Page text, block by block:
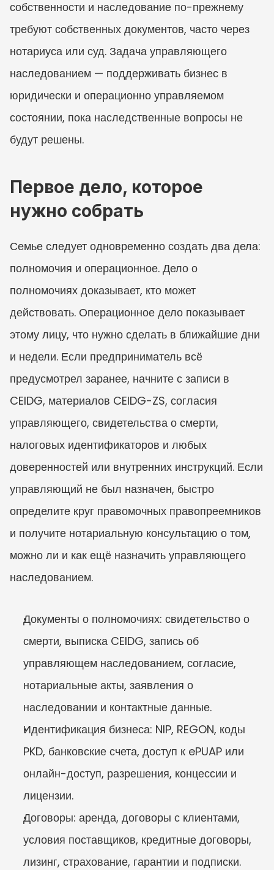
собственности и наследование по-прежнему
требуют собственных документов, часто через
нотариуса или суд. Задача управляющего
наследованием — поддерживать бизнес в
юридически и операционно управляемом
состоянии, пока наследственные вопросы не
будут решены.
Первое дело, которое
нужно собрать
Семье следует одновременно создать два дела:
полномочия и операционное. Дело о
полномочиях доказывает, кто может
действовать. Операционное дело показывает
этому лицу, что нужно сделать в ближайшие дни
и недели. Если предприниматель всё
предусмотрел заранее, начните с записи в
CEIDG, материалов CEIDG-ZS, согласия
управляющего, свидетельства о смерти,
налоговых идентификаторов и любых
доверенностей или внутренних инструкций. Если
управляющий не был назначен, быстро
определите круг правомочных правопреемников
и получите нотариальную консультацию о том,
можно ли и как ещё назначить управляющего
наследованием.
Документы о полномочиях: свидетельство о
смерти, выписка CEIDG, запись об
управляющем наследованием, согласие,
нотариальные акты, заявления о
наследовании и контактные данные.
Идентификация бизнеса: NIP, REGON, коды
PKD, банковские счета, доступ к ePUAP или
онлайн-доступ, разрешения, концессии и
лицензии.
Договоры: аренда, договоры с клиентами,
условия поставщиков, кредитные договоры,
лизинг, страхование, гарантии и подписки.